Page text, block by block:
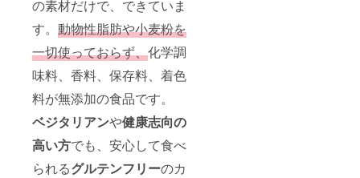
の素材だけで、できていま
す。 動物性脂肪や小麦粉を
一切使っておらず、化学調
味料、香料、保存料、着色
料が無添加の食品です。
ベジタリアンや健康志向の
高い方でも、安心して食べ
られるグルテンフリーのカ